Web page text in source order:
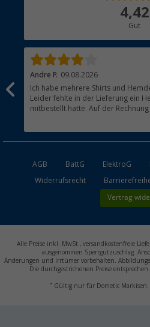
4,42
Gut
Andre P. 09.08.2026
Ich habe mehrere Shirts und
Leider fehlte in der Lieferung ein
mitbestellt hatte. Auf der
aufgetaucht, aber es gab keinen
AGB BattG ElektroG
Widerrufsrecht
Vertrag
Alle Preise inkl. MwSt., versandkostenfreie
ausgenommen Sperrgutzuschlag.
Änderungen und Irrtümer vorbehalten.
Die durchgestrichenen Preise entsprechen
*Gültig nur für Dometic Markisen.